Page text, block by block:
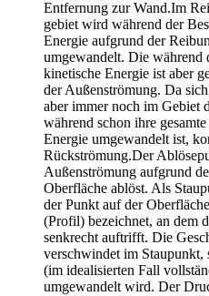
Entfernung zur Wand.Im
gebiet wird während der
Energie aufgrund der
umgewandelt. Die während
kinetische Energie ist aber
der Außenströmung. Da
aber immer noch im Gebiet
während schon ihre
Energie umgewandelt ist,
Rückströmung.Der
Außenströmung aufgrund
Oberfläche ablöst. Als
der Punkt auf der
(Profil) bezeichnet, an dem
senkrecht auftrifft. Die
verschwindet im Staupunkt,
(im idealisierten Fall
umgewandelt wird. Der